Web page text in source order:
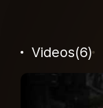
Videos(6)